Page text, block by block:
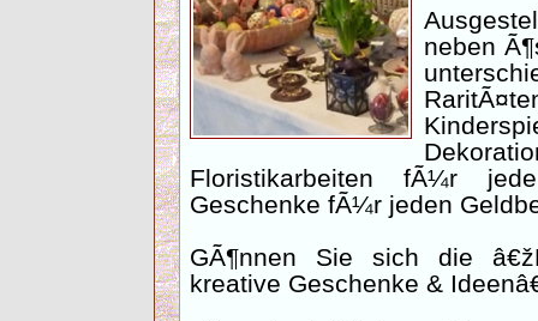
neben
Floristikarbeiten fÃ¼r
Geschenke fÃ¼r jeden
GÃ¶nnen Sie sich die
kreative Geschenke &